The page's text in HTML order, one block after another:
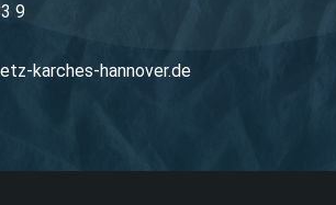
9
karches-hannover.de